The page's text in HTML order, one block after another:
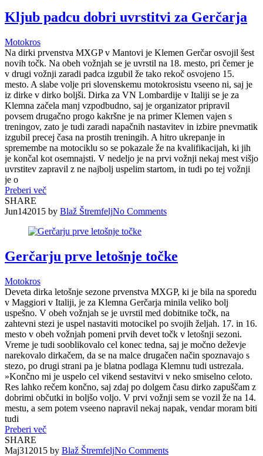
Kljub padcu dobri uvrstitvi za Gerčarja
Motokros
Na dirki prvenstva MXGP v Mantovi je Klemen Gerčar osvojil šest
novih točk. Na obeh vožnjah se je uvrstil na 18. mesto, pri čemer je
v drugi vožnji zaradi padca izgubil že tako rekoč osvojeno 15.
mesto. A slabe volje pri slovenskemu motokrosistu vseeno ni, saj je
iz dirke v dirko boljši. Dirka za VN Lombardije v Italiji se je za
Klemna začela manj vzpodbudno, saj je organizator pripravil
povsem drugačno progo kakršne je na primer Klemen vajen s
treningov, zato je tudi zaradi napačnih nastavitev in izbire pnevmatik
izgubil precej časa na prostih treningih. A hitro ukrepanje in
spremembe na motociklu so se pokazale že na kvalifikacijah, ki jih
je končal kot osemnajsti. V nedeljo je na prvi vožnji nekaj mest višjo
uvrstitev zapravil z ne najbolj uspelim startom, in tudi po tej vožnji
je o
Preberi več
SHARE
Jun142015 by Blaž ŠtremfeljNo Comments
Gerčarju prve letošnje točke
Motokros
Deveta dirka letošnje sezone prvenstva MXGP, ki je bila na sporedu
v Maggiori v Italiji, je za Klemna Gerčarja minila veliko bolj
uspešno. V obeh vožnjah se je uvrstil med dobitnike točk, na
zahtevni stezi je uspel nastaviti motocikel po svojih željah. 17. in 16.
mesto v obeh vožnjah pomeni prvih devet točk v letošnji sezoni.
Vreme je tudi sooblikovalo cel konec tedna, saj je močno deževje
narekovalo dirkačem, da se na malce drugačen način spoznavajo s
stezo, po drugi strani pa je blatna podlaga Klemnu tudi ustrezala.
»Končno mi je uspelo cel vikend sestavitvi v neko smiselno celoto.
Res lahko rečem končno, saj zdaj po dolgem času dirko zapuščam z
dobrimi občutki in boljšo voljo. V prvi vožnji sem se vozil že na 14.
mestu, a sem potem vseeno napravil nekaj napak, vendar moram biti
tudi
Preberi več
SHARE
Maj31 2015 by Blaž ŠtremfeljNo Comments